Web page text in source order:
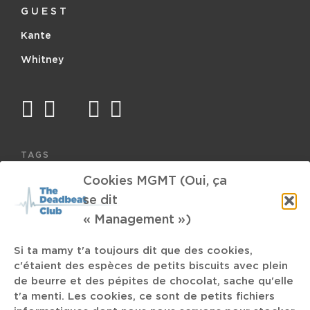
Cookies MGMT (Oui, ça
se dit
« Management »)
Si ta mamy t'a toujours dit que des cookies,
c'étaient des espèces de petits biscuits avec plein
de beurre et des pépites de chocolat, sache qu'elle
t'a menti. Les cookies, ce sont de petits fichiers
G U E S T
Kante
Whitney
facebook
twitter
mail instagram
TAGS
Dunk Records Gravity In the Heights
2 de tension
Under the Reef Orchestra CREVER Tuskar
Blues Rock Yacht Rock Pat St Rem Gorillaz